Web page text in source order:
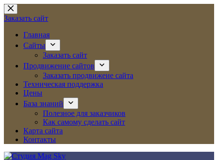
Перейти
к
Заказать сайт
Главная
Сайты
Заказать сайт
Продвижение сайтов
Заказать продвижеие сайта
Техническая поддержка
Цены
База знаний
Полезное для заказчиков
Как самому сделать сайт
Карта сайта
Контакты